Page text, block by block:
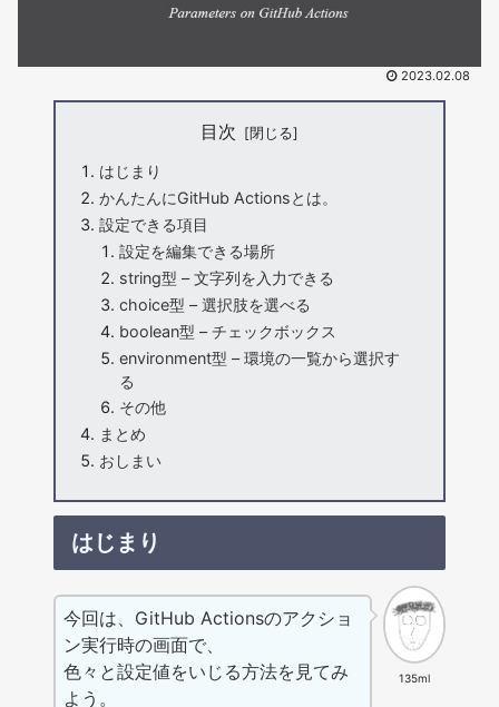
2023.02.08
目次
はじまり
かんたんにGitHub Actionsとは。
設定できる項目
設定を編集できる場所
string型 – 文字列を入力できる
choice型 – 選択肢を選べる
boolean型 – チェックボックス
environment型 – 環境の一覧から選択す
る
その他
まとめ
おしまい
はじまり
135ml
今回は、GitHub Actionsのアクショ
ン実行時の画面で、
色々と設定値をいじる方法を見てみ
よう。